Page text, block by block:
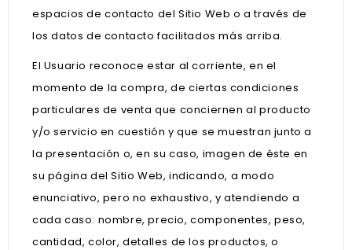
espacios de contacto del Sitio Web o a través de
los datos de contacto facilitados más arriba.
El Usuario reconoce estar al corriente, en el
momento de la compra, de ciertas condiciones
particulares de venta que conciernen al producto
y/o servicio en cuestión y que se muestran junto a
la presentación o, en su caso, imagen de éste en
su página del Sitio Web, indicando, a modo
enunciativo, pero no exhaustivo, y atendiendo a
cada caso: nombre, precio, componentes, peso,
cantidad, color, detalles de los productos, o